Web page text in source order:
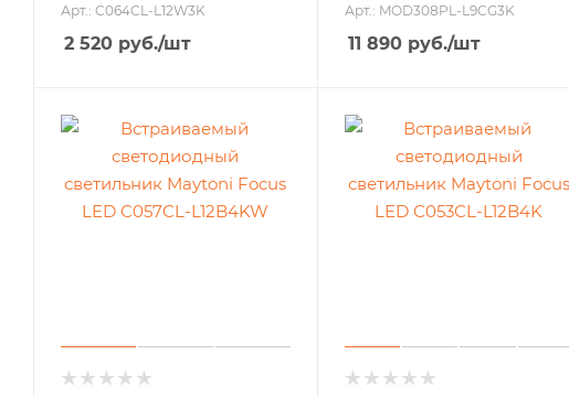
Арт.: C064CL-L12W3K
2 520 руб./шт
Арт.: MOD308PL-L9CG3K
11 890руб./шт